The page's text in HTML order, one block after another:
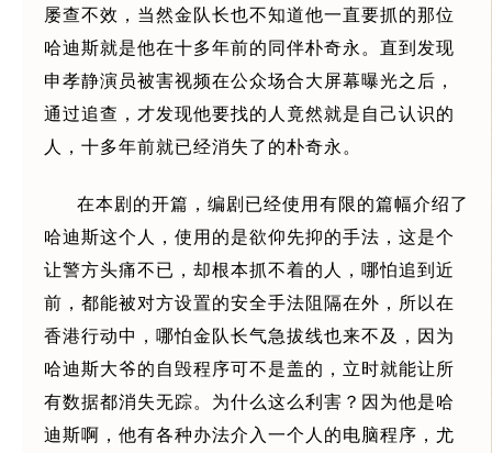
屡查不效，当然金队长也不知道他一直要抓的那位
哈迪斯就是他在十多年前的同伴朴奇永。直到发现
申孝静演员被害视频在公众场合大屏幕曝光之后，
通过追查，才发现他要找的人竟然就是自己认识的
人，十多年前就已经消失了的朴奇永。
在本剧的开篇，编剧已经使用有限的篇幅介绍了
哈迪斯这个人，使用的是欲仰先抑的手法，这是个
让警方头痛不已，却根本抓不着的人，哪怕追到近
前，都能被对方设置的安全手法阻隔在外，所以在
香港行动中，哪怕金队长气急拔线也来不及，因为
哈迪斯大爷的自毁程序可不是盖的，立时就能让所
有数据都消失无踪。为什么这么利害？因为他是哈
迪斯啊，他有各种办法介入一个人的电脑程序，尤